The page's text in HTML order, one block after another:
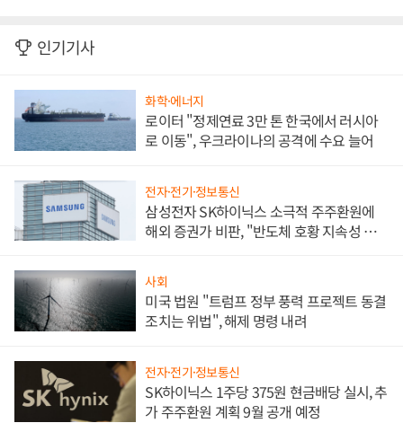
인기기사
화학·에너지
로이터 "정제연료 3만 톤 한국에서 러시아
로 이동", 우크라이나의 공격에 수요 늘어
전자·전기·정보통신
삼성전자 SK하이닉스 소극적 주주환원에
해외 증권가 비판, "반도체 호황 지속성 의
사회
미국 법원 "트럼프 정부 풍력 프로젝트 동결
조치는 위법", 해제 명령 내려
전자·전기·정보통신
SK하이닉스 1주당 375원 현금배당 실시, 추
가 주주환원 계획 9월 공개 예정